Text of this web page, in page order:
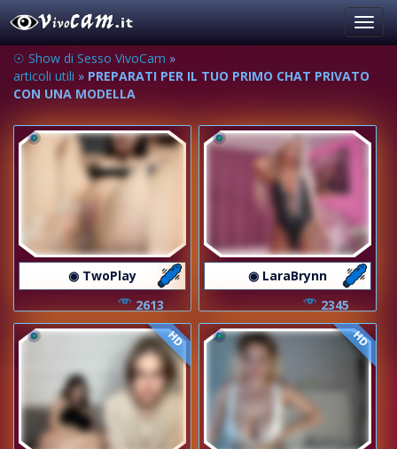
☉ Show di Sesso VivoCam »
articoli utili » PREPARATI PER IL TUO PRIMO CHAT PRIVATO
CON UNA MODELLA
◉ TwoPlay
2613
◉ LaraBrynn
2345
HD HD